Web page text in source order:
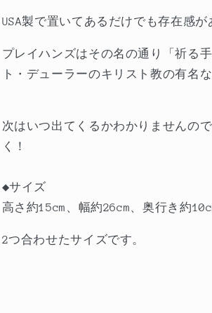
の
量
を
す
の
量
を
す
USA製で置いてあるだけでも存在感が
プレイハンズはその名の通り「祈る
ト・デューラーのキリスト教の有名
次はいつ出てくるかわかりませんの
く！
◆サイズ
高さ約15cm、幅約26cm、奥行き約
2つ合わせたサイズです。